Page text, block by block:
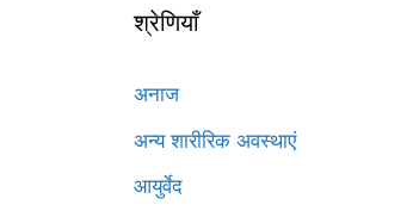
श्रेणियाँ
अनाज
अन्य शारीरिक अवस्थाएं
आयुर्वेद